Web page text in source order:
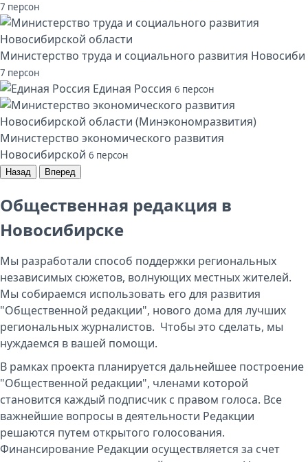
7 персон
Министерство труда и социального развития Новосиби
7 персон
Единая Россия 6 персон
Министерство экономического развития
Новосибирской 6 персон
Назад Вперед
Общественная редакция в
Новосибирске
Мы разработали способ поддержки региональных
независимых сюжетов, волнующих местных жителей.
Мы собираемся использовать его для развития
"Общественной редакции", нового дома для лучших
региональных журналистов. Чтобы это сделать, мы
нуждаемся в вашей помощи.
В рамках проекта планируется дальнейшее построение
"Общественной редакции", членами которой
становится каждый подписчик с правом голоса. Все
важнейшие вопросы в деятельности Редакции
решаются путем открытого голосования.
Финансирование Редакции осуществляется за счет